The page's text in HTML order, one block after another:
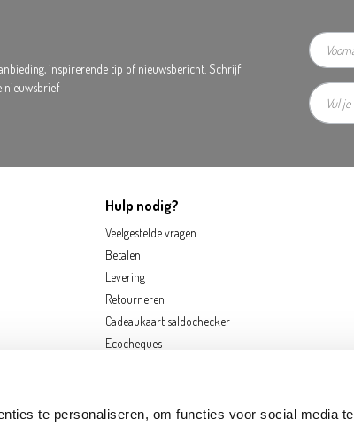
te personaliseren, om functies voor social media te
inspirerende tip of nieuwsbericht. Schrijf
nieuwsbrief
Hulp nodig?
Veelgestelde vragen
Betalen
Levering
Retourneren
Cadeaukaart saldochecker
Ecocheques